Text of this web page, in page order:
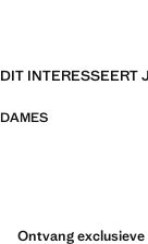
DIT INTERESSEERT
DAMES
Ontvang